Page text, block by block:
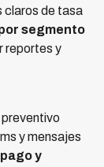
claros de tasa
segmento
reportes y
y mensajes
y